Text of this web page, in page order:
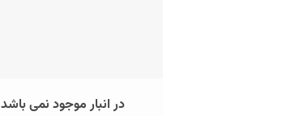
در انبار موجود نمی باشد